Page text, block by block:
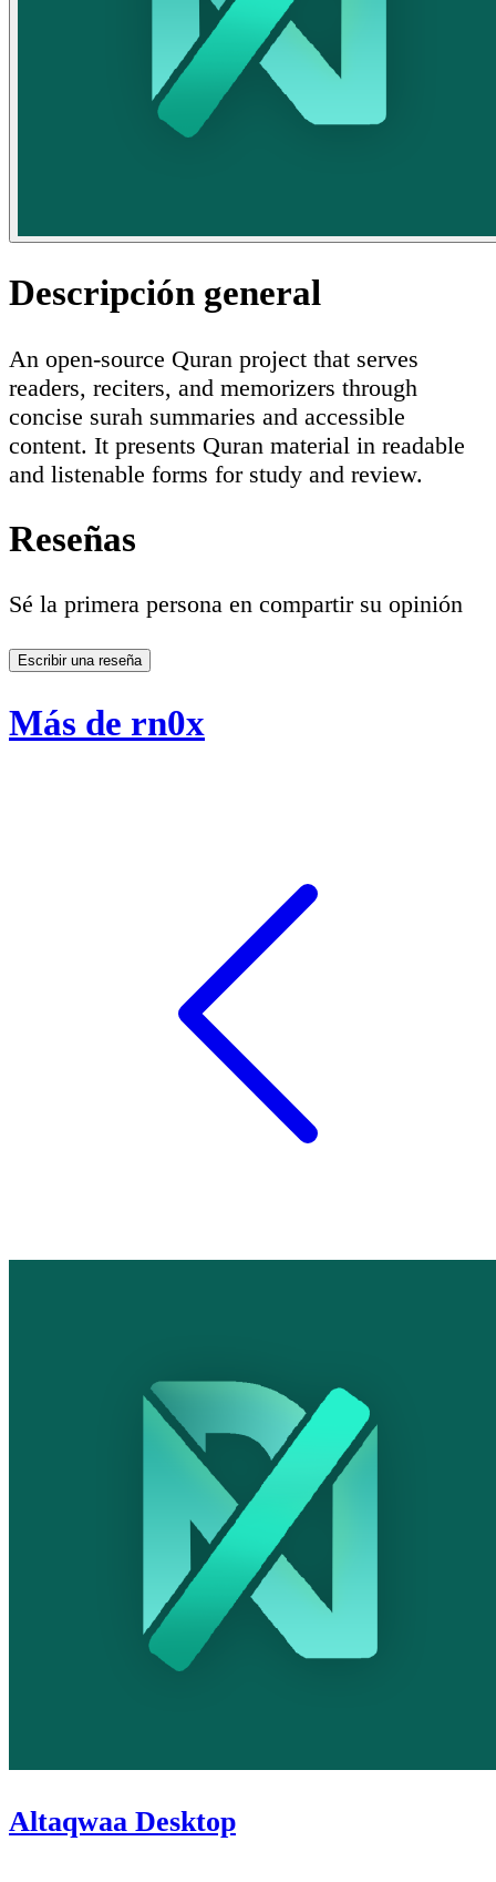
Descripción general
An open-source Quran project that serves
readers, reciters, and memorizers through
concise surah summaries and accessible
content. It presents Quran material in readable
and listenable forms for study and review.
Reseñas
Sé la primera persona en compartir su opinión
Escribir una reseña
Más de rn0x
Altaqwaa Desktop